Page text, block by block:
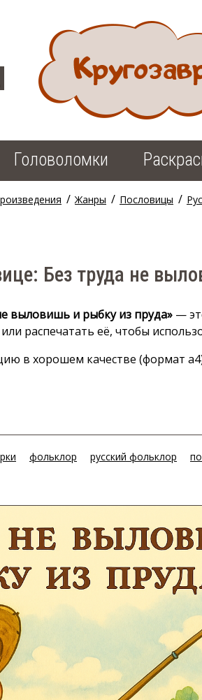
Головоломки
/ Жанры / Пословицы /
Без труда не
выловишь и рыбку из пруда» —
распечатать её, чтобы
в хорошем качестве (формат
фольклор русский фольклор